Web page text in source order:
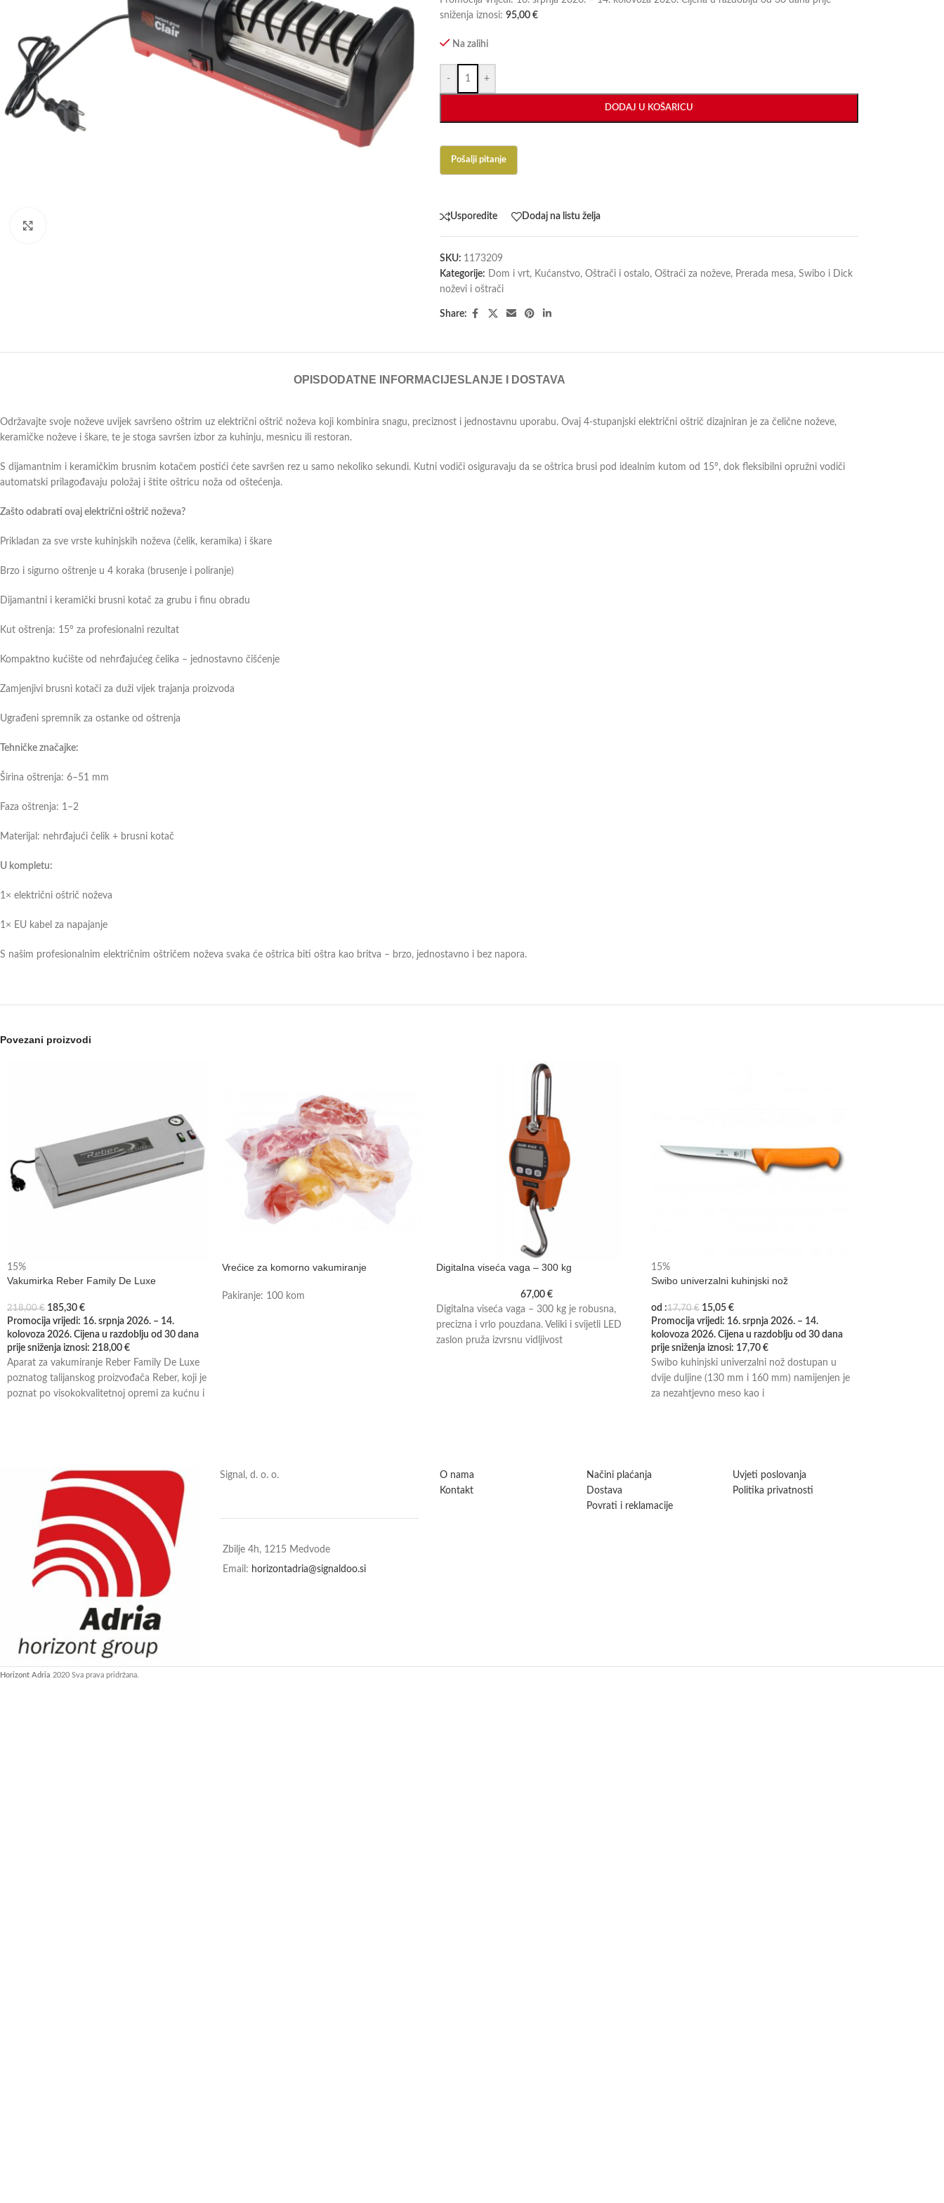
sniženja iznosi: 95,00 €
Na zalihi
- +
DODAJ U KOŠARICU
Usporedite Dodaj na listu želja
SKU: 1173209
Kategorije: Dom i vrt, Kućanstvo, Oštrači i ostalo, Oštraći za noževe, Prerada mesa, Swibo i Dick
noževi i oštrači
Share:
OPIS DODATNE INFORMACIJESLANJE I DOSTAVA
Održavajte svoje noževe uvijek savršeno oštrim uz električni oštrič noževa koji kombinira snagu, preciznost i jednostavnu uporabu. Ovaj 4-stupanjski električni oštrič dizajniran je za čelične noževe,
keramičke noževe i škare, te je stoga savršen izbor za kuhinju, mesnicu ili restoran.
S dijamantnim i keramičkim brusnim kotačem postići ćete savršen rez u samo nekoliko sekundi. Kutni vodiči osiguravaju da se oštrica brusi pod idealnim kutom od 15°, dok fleksibilni opružni vodiči
automatski prilagođavaju položaj i štite oštricu noža od oštećenja.
Zašto odabrati ovaj električni oštrič noževa?
Prikladan za sve vrste kuhinjskih noževa (čelik, keramika) i škare
Brzo i sigurno oštrenje u 4 koraka (brusenje i poliranje)
Dijamantni i keramički brusni kotač za grubu i finu obradu
Kut oštrenja: 15° za profesionalni rezultat
Kompaktno kućište od nehrđajućeg čelika – jednostavno čišćenje
Zamjenjivi brusni kotači za duži vijek trajanja proizvoda
Ugrađeni spremnik za ostanke od oštrenja
Tehničke značajke:
Širina oštrenja: 6–51 mm
Faza oštrenja: 1–2
Materijal: nehrđajući čelik + brusni kotač
U kompletu:
1× električni oštrič noževa
1× EU kabel za napajanje
S našim profesionalnim električnim oštričem noževa svaka će oštrica biti oštra kao britva – brzo, jednostavno i bez napora.
Povezani proizvodi
15%
Vakumirka Reber Family De Luxe
218,00€ 185,30 €
Promocija vrijedi: 16. srpnja 2026. – 14.
kolovoza 2026. Cijena u razdoblju od 30 dana
prije sniženja iznosi: 218,00 €
Aparat za vakumiranje Reber Family De Luxe
poznatog talijanskog proizvođača Reber, koji je
poznat po visokokvalitetnoj opremi za kućnu i
Vrećice za komorno vakumiranje
Pakiranje: 100 kom
Digitalna viseća vaga – 300 kg
67,00 €
Digitalna viseća vaga – 300 kg je robusna,
precizna i vrlo pouzdana. Veliki i svijetli LED
zaslon pruža izvrsnu vidljivost
15%
Swibo univerzalni kuhinjski nož
od :17,70€ 15,05 €
Promocija vrijedi: 16. srpnja 2026. – 14.
kolovoza 2026. Cijena u razdoblju od 30 dana
prije sniženja iznosi: 17,70 €
Swibo kuhinjski univerzalni nož dostupan u
dvije duljine (130 mm i 160 mm) namijenjen je
za nezahtjevno meso kao i
Signal, d. o. o.
Zbilje 4h, 1215 Medvode
Email: horizontadria@signaldoo.si
O nama
Kontakt
Načini plaćanja
Dostava
Povrati i reklamacije
Uvjeti poslovanja
Politika privatnosti
Horizont Adria 2020 Sva prava pridržana.